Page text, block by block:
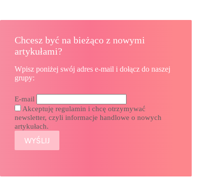
Chcesz być na bieżąco z nowymi
artykułami?
Wpisz poniżej swój adres e-mail i dołącz do naszej
grupy:
E-mail
Akceptuję regulamin i chcę otrzymywać
newsletter, czyli informacje handlowe o nowych
artykułach.